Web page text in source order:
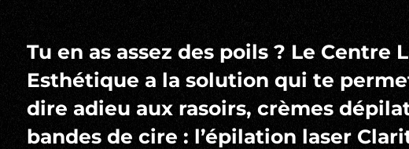
Tu en as assez des poils ? Le Centre
Esthétique a la solution qui te
dire adieu aux rasoirs, crèmes
bandes de cire : l’épilation laser